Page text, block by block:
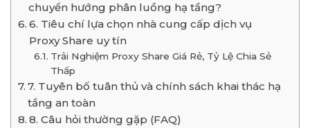
chuyển hướng phân luồng hạ tầng?
6. Tiêu chí lựa chọn nhà cung cấp dịch vụ
Proxy Share uy tín
Trải Nghiệm Proxy Share Giá Rẻ, Tỷ Lệ Chia Sẻ
Thấp
7. Tuyên bố tuân thủ và chính sách khai thác hạ
tầng an toàn
8. Câu hỏi thường gặp (FAQ)